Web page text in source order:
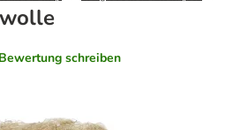
Bewertung schreiben